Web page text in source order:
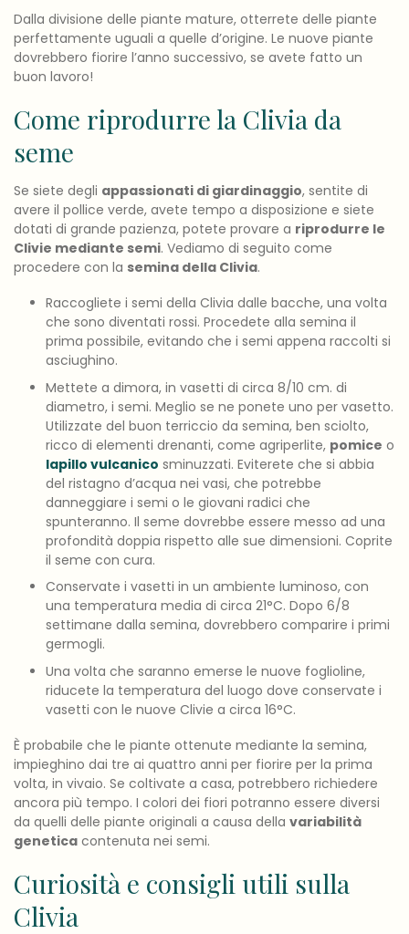
Dalla divisione delle piante mature, otterrete delle piante
perfettamente uguali a quelle d’origine. Le nuove piante
dovrebbero fiorire l’anno successivo, se avete fatto un
buon lavoro!
Come riprodurre la Clivia da
seme
Se siete degli appassionati di giardinaggio, sentite di
avere il pollice verde, avete tempo a disposizione e siete
dotati di grande pazienza, potete provare a riprodurre le
Clivie mediante semi. Vediamo di seguito come
procedere con la semina della Clivia.
Raccogliete i semi della Clivia dalle bacche, una volta
che sono diventati rossi. Procedete alla semina il
prima possibile, evitando che i semi appena raccolti si
asciughino.
Mettete a dimora, in vasetti di circa 8/10 cm. di
diametro, i semi. Meglio se ne ponete uno per vasetto.
Utilizzate del buon terriccio da semina, ben sciolto,
ricco di elementi drenanti, come agriperlite, pomice o
lapillo vulcanico sminuzzati. Eviterete che si abbia
del ristagno d’acqua nei vasi, che potrebbe
danneggiare i semi o le giovani radici che
spunteranno. Il seme dovrebbe essere messo ad una
profondità doppia rispetto alle sue dimensioni. Coprite
il seme con cura.
Conservate i vasetti in un ambiente luminoso, con
una temperatura media di circa 21°C. Dopo 6/8
settimane dalla semina, dovrebbero comparire i primi
germogli.
Una volta che saranno emerse le nuove foglioline,
riducete la temperatura del luogo dove conservate i
vasetti con le nuove Clivie a circa 16°C.
È probabile che le piante ottenute mediante la semina,
impieghino dai tre ai quattro anni per fiorire per la prima
volta, in vivaio. Se coltivate a casa, potrebbero richiedere
ancora più tempo. I colori dei fiori potranno essere diversi
da quelli delle piante originali a causa della variabilità
genetica contenuta nei semi.
Curiosità e consigli utili sulla
Clivia